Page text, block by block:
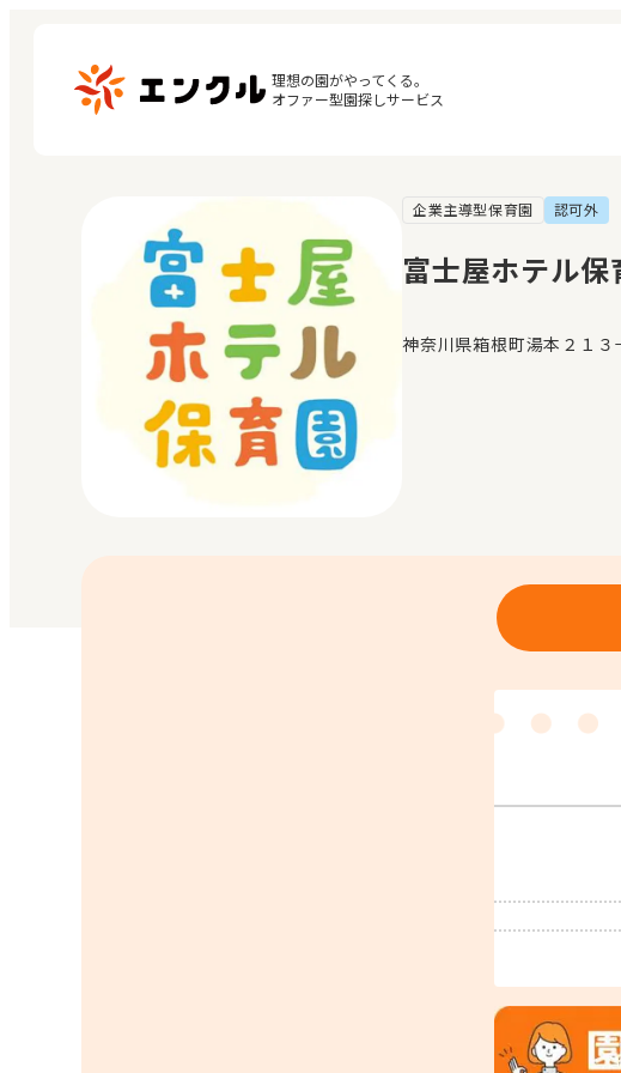
理想の園がやってくる。
オファー型園探しサービス
保育園・幼稚園を探す
地図から探す
地域から探す
マイページ
閲覧履歴
お気に入り
企業主導型保育園 認可外
富士屋ホテル保
神奈川県箱根町湯本２１